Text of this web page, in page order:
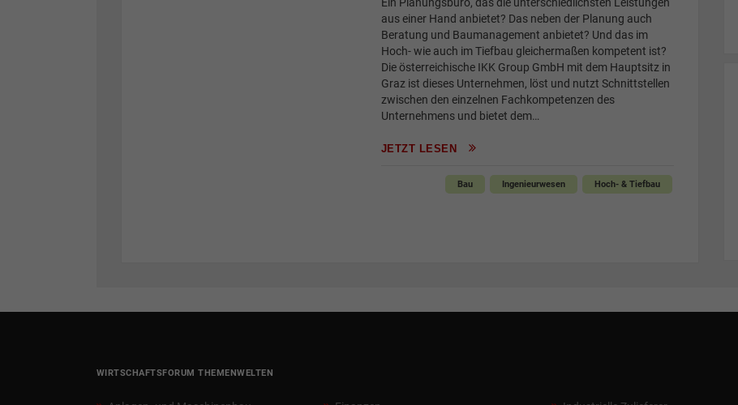
aus einer Hand anbietet? Das neben der Planung auch
Beratung und Baumanagement anbietet? Und das im
Hoch- wie auch im Tiefbau gleichermaßen kompetent ist?
Die österreichische IKK Group GmbH mit dem Hauptsitz in
Graz ist dieses Unternehmen, löst und nutzt Schnittstellen
zwischen den einzelnen Fachkompetenzen des
Unternehmens und bietet dem…
JETZT LESEN
Bau Ingenieurwesen Hoch- & Tiefbau
WIRTSCHAFTSFORUM THEMENWELTEN